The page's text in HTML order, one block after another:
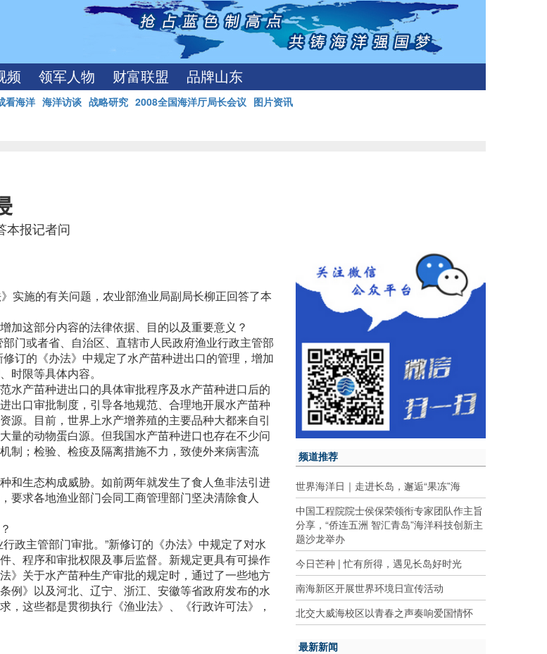
频 领军人物 财富联盟 品牌山东
看海洋 海洋访谈 战略研究 2008全国海洋厅局长会议 图片资讯
本报记者问
实施的有关问题，农业部渔业局副局长柳正回答了本
加这部分内容的法律依据、目的以及重要意义？
门或者省、自治区、直辖市人民政府渔业行政主管部
订的《办法》中规定了水产苗种进出口的管理，增加
时限等具体内容。
水产苗种进出口的具体审批程序及水产苗种进口后的
出口审批制度，引导各地规范、合理地开展水产苗种
源。目前，世界上水产增养殖的主要品种大都来自引
量的动物蛋白源。但我国水产苗种进口也存在不少问
制；检验、检疫及隔离措施不力，致使外来病害流
和生态构成威胁。如前两年就发生了食人鱼非法引进
要求各地渔业部门会同工商管理部门坚决清除食人
政主管部门审批。”新修订的《办法》中规定了对水
、程序和审批权限及事后监督。新规定更具有可操作
》关于水产苗种生产审批的规定时，通过了一些地方
例》以及河北、辽宁、浙江、安徽等省政府发布的水
这些都是贯彻执行《渔业法》、《行政许可法》，
频道推荐
世界海洋日｜走进长岛，邂逅“果冻”海
中国工程院院士侯保荣领衔专家团队作主旨
分享，“侨连五洲 智汇青岛”海洋科技创新主
题沙龙举办
今日芒种 | 忙有所得，遇见长岛好时光
南海新区开展世界环境日宣传活动
北交大威海校区以青春之声奏响爱国情怀
最新新闻